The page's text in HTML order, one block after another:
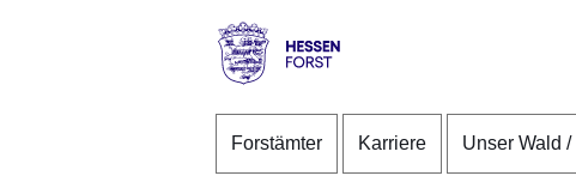
Direkt zum Kopf der Seite
Direkt zum Inhalt
Direkt zum Fuß der Seite
Forst
Forstämter Karriere Unser Wald